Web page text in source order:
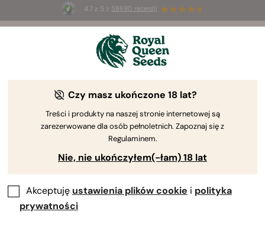
4.7 z 5 z 58690 recenzji
3 nasiona White Widow Auto
Czy masz ukończone 18 lat?
Treści i produkty na naszej stronie internetowej są
zarezerwowane dla osób pełnoletnich. Zapoznaj się z
Regulaminem.
Nie, nie ukończyłem(-łam) 18 lat
Akceptuję ustawienia plików cookie i polityka
prywatności